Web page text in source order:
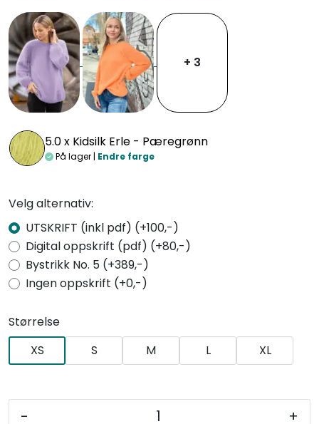
+ 3
5.0 x Kidsilk Erle - Pæregrønn
På lager | Endre farge
Velg alternativ:
UTSKRIFT (inkl pdf) (+100,-)
Digital oppskrift (pdf) (+80,-)
Bystrikk No. 5 (+389,-)
Ingen oppskrift (+0,-)
Størrelse
XS
S M L XL
- +